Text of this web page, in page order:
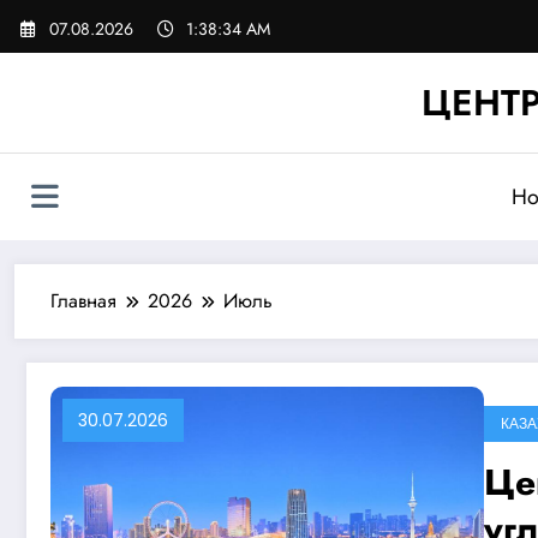
Перейти
07.08.2026 1:38:35 AM
Главная 2026 Июль
30.07.2026